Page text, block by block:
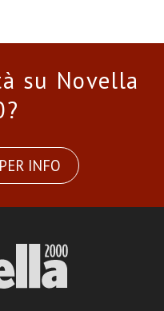
su Novella
INFO